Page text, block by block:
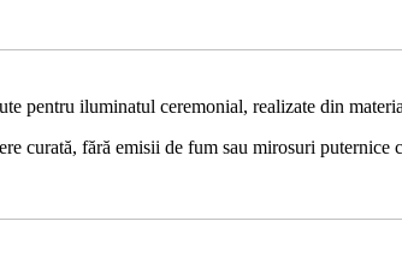
pentru iluminatul ceremonial, realizate din
curată, fără emisii de fum sau mirosuri puternice